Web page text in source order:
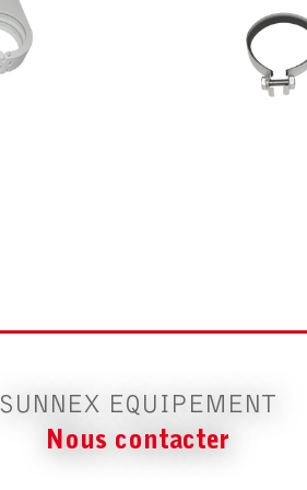
SUNNEX EQUIPEMENT
Nous contacter